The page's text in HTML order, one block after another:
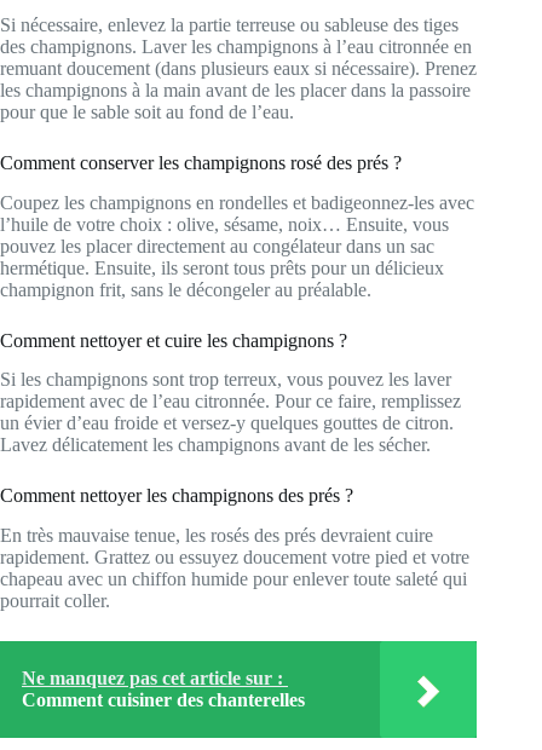
Si nécessaire, enlevez la partie terreuse ou sableuse des tiges
des champignons. Laver les champignons à l’eau citronnée en
remuant doucement (dans plusieurs eaux si nécessaire). Prenez
les champignons à la main avant de les placer dans la passoire
pour que le sable soit au fond de l’eau.
Comment conserver les champignons rosé des prés ?
Coupez les champignons en rondelles et badigeonnez-les avec
l’huile de votre choix : olive, sésame, noix… Ensuite, vous
pouvez les placer directement au congélateur dans un sac
hermétique. Ensuite, ils seront tous prêts pour un délicieux
champignon frit, sans le décongeler au préalable.
Comment nettoyer et cuire les champignons ?
Si les champignons sont trop terreux, vous pouvez les laver
rapidement avec de l’eau citronnée. Pour ce faire, remplissez
un évier d’eau froide et versez-y quelques gouttes de citron.
Lavez délicatement les champignons avant de les sécher.
Comment nettoyer les champignons des prés ?
En très mauvaise tenue, les rosés des prés devraient cuire
rapidement. Grattez ou essuyez doucement votre pied et votre
chapeau avec un chiffon humide pour enlever toute saleté qui
pourrait coller.
Ne manquez pas cet article sur :
Comment cuisiner des chanterelles